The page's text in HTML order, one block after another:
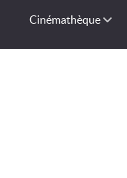
Cinémathèque